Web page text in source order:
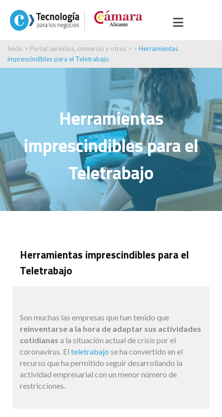
Inicio > Portal servicios, comercio y otros > > Herramientas
imprescindibles para el Teletrabajo
Herramientas
imprescindibles para el
Teletrabajo
Herramientas imprescindibles para el
Teletrabajo
Son muchas las empresas que han tenido que
reinventarse a la hora de adaptar sus actividades
cotidianas a la situación actual de crisis por el
coronavirus. El teletrabajo se ha convertido en el
recurso que ha permitido seguir desarrollando la
actividad empresarial con un menor número de
restricciones.